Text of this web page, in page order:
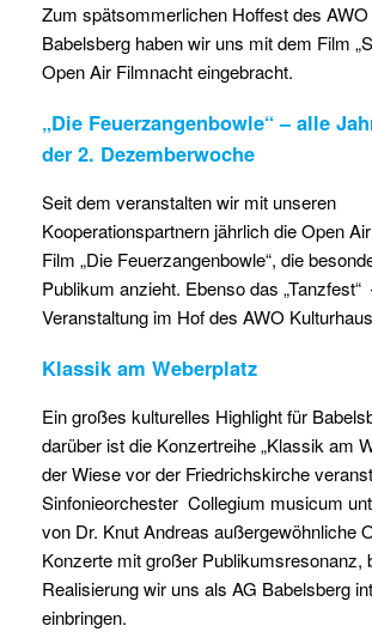
Zum spätsommerlichen Hoffest des
Babelsberg haben wir uns mit dem Film
Open Air Filmnacht eingebracht.
„Die Feuerzangenbowle“ – alle
der 2. Dezemberwoche
Seit dem veranstalten wir mit unseren
Kooperationspartnern jährlich die Open
Film „Die Feuerzangenbowle“, die
Publikum anzieht. Ebenso das „Tanzfest“
Veranstaltung im Hof des AWO
Klassik am Weberplatz
Ein großes kulturelles Highlight für
darüber ist die Konzertreihe „Klassik am
der Wiese vor der Friedrichskirche
Sinfonieorchester Collegium musicum
von Dr. Knut Andreas außergewöhnliche
Konzerte mit großer Publikumsresonanz,
Realisierung wir uns als AG Babelsberg
einbringen.